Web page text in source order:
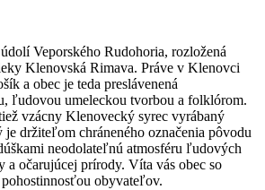
Veporského Rudohoria, rozložená
Klenovská Rimava. Práve v Klenovci
a obec je teda preslávenená
ľudovou umeleckou tvorbou a folklórom.
vzácny Klenovecký syrec vyrábaný
držiteľom chráneného označenia pôvodu
neodolateľnú atmosféru ľudových
a očarujúcej prírody. Víta vás obec so
obyvateľov.